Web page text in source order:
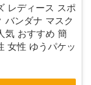
レディース スポ
バンダナ マスク
気 おすすめ 簡
女性 ゆうパケッ